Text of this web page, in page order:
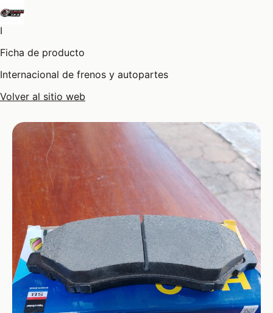
I
Ficha de producto
Internacional de frenos y autopartes
Volver al sitio web